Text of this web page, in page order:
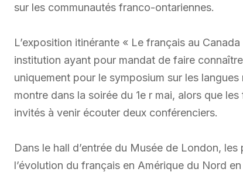
sur les communautés franco-ontariennes.
L’exposition itinérante « Le français au
institution ayant pour mandat de faire
uniquement pour le symposium sur les
montre dans la soirée du 1e r mai, alors que
invités à venir écouter deux conférenciers.
Dans le hall d’entrée du Musée de London,
l’évolution du français en Amérique du Nord